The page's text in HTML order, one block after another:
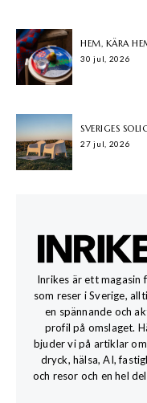
HEM, KÄRA
30 jul, 2026
SVERIGES
27 jul, 2026
Inrikes är ett magasin
som reser i Sverige,
en spännande och
profil på omslaget.
bjuder vi på artiklar
dryck, hälsa, AI,
och resor och en hel